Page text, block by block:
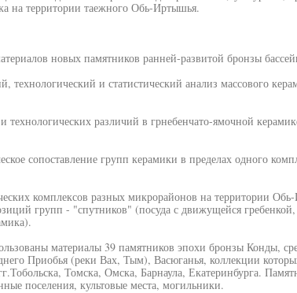
на территории таежного Обь-Иртышья.
новых памятников ранней-развитой бронзы
технологический и статистический анализ массового
технологических различий в грнебенчато-ямочной
сопоставление групп керамики в пределах одного
комплексов разных микрорайонов на территории
групп - "спутников" (посуда с движущейся гребенкой,
материалы 39 памятников эпохи бронзы Конды,
Приобья (реки Вах, Тым), Васюганья, коллекции
Томска, Омска, Барнаула, Екатеринбурга.
поселения, культовые места, могильники.